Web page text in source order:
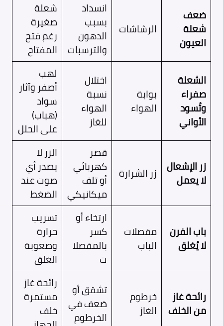
ضعف
شعلة
العيون
الرشاشات
انسداد
بسبب
الدهون
والترسبات
شعلة
صغيرة
رغم فتح
المفتاح
الشعلة
صفراء
وتُسود
الأواني
بوابة
الهواء
اختلال
نسبة
الهواء
للغاز
لهب
أصفر وآثار
سواد
(هباب)
على الحلل
زر الإشعال
لا يعمل زر الشرارة
قصر
كهربائي
أو تلف
ميكانيكي
الزر لا
يصدر أي
صوت عند
الضغط
باب الفرن
لا يُغلق
مفصلات
الباب
ارتخاء أو
كسر
بالمفصلا
ت
تسريب
حرارة
وصعوبة
الغلق
رائحة غاز
من الخلف
خرطوم
الغاز
تشقق أو
ضعف في
الخرطوم
رائحة غاز
مستمرة
خلف